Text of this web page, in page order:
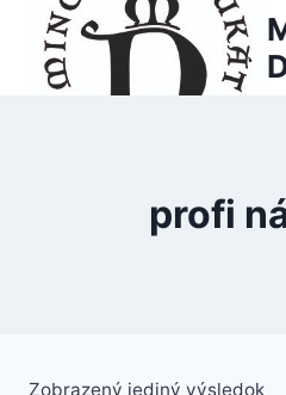
content
profi
Zobrazený jediný výsledok